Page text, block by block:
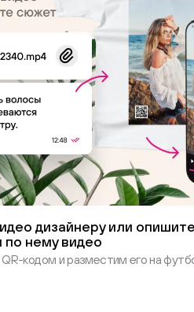
дизайнеру или
нему видео
кодом и разместим его на